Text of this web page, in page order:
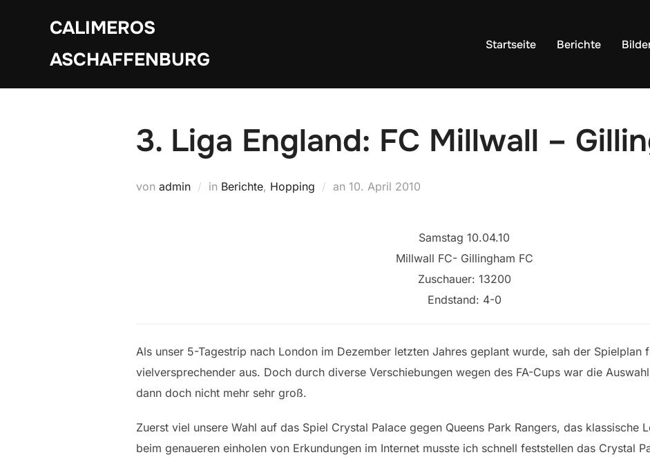
CALIMEROS
ASCHAFFENBURG
Startseite Berichte
3. Liga England: FC Millwall –
von admin in Berichte, Hopping an Veröffentlicht
10. April 2010
Samstag 10.04.10
Millwall FC- Gillingham FC
Zuschauer: 13200
Endstand: 4-0
Als unser 5-Tagestrip nach London im Dezember letzten Jahres geplant wurde, sah der Spielplan
vielversprechender aus. Doch durch diverse Verschiebungen wegen des FA-Cups war die
dann doch nicht mehr sehr groß.
Zuerst viel unsere Wahl auf das Spiel Crystal Palace gegen Queens Park Rangers, das klassische
beim genaueren einholen von Erkundungen im Internet musste ich schnell feststellen das Crystal